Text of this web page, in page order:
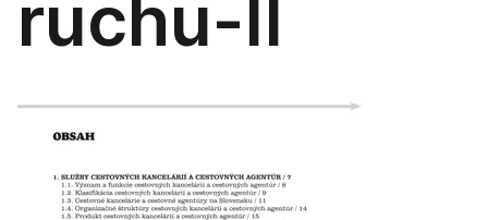
ruchu-II